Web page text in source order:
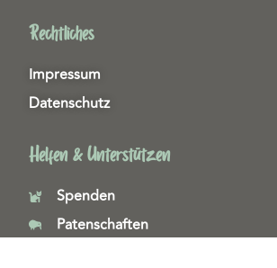
Rechtliches
Impressum
Datenschutz
Helfen & Unterstützen
Spenden
Patenschaften